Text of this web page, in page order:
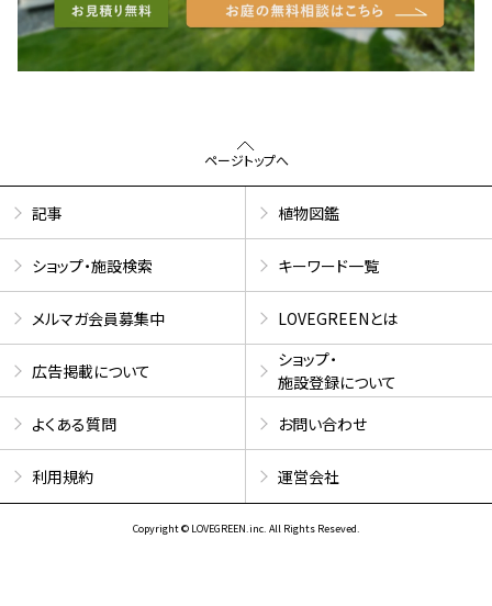
ページトップへ
記事 植物図鑑
ショップ・施設検索 キーワード一覧
メルマガ会員募集中 LOVEGREENとは
広告掲載について
ショップ・
施設登録について
よくある質問
お問い合わせ
利用規約 運営会社
Copyright © LOVEGREEN.inc. All Rights Reseved.